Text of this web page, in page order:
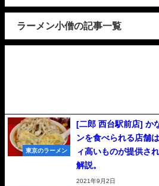
ラーメン小僧の記事一覧
東京のラーメン
[二郎 西台駅前店] か
ンを食べられる店舗
ィ高いものが提供さ
解説。
2021年9月2日